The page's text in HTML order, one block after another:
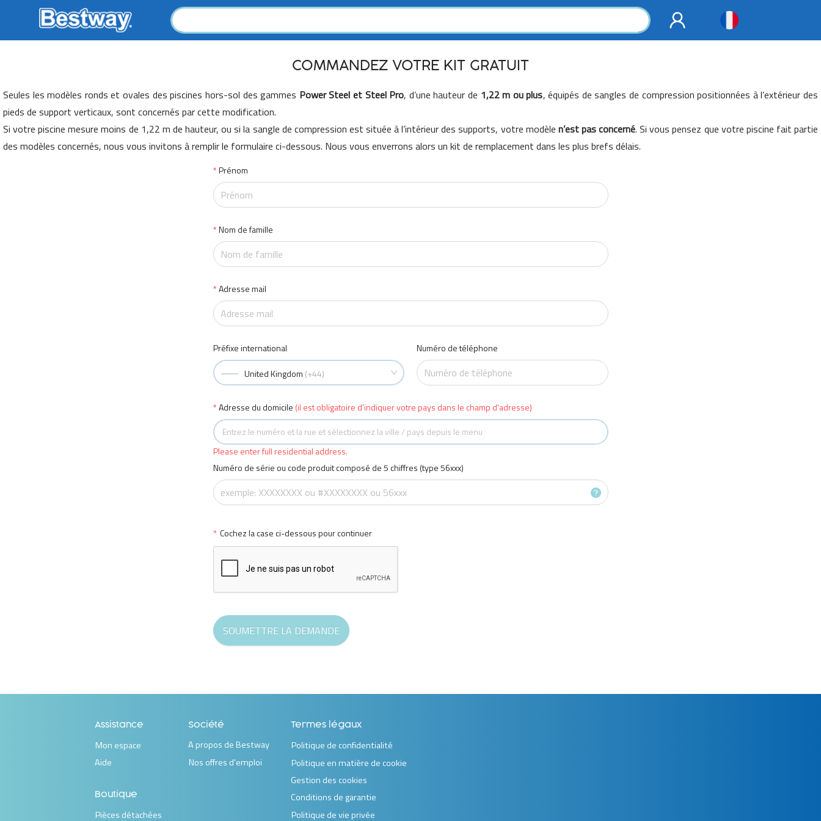
COMMANDEZ VOTRE KIT GRATUIT
Seules les modèles ronds et ovales des piscines hors-sol des gammes Power Steel et Steel Pro, d’une hauteur de 1,22 m ou plus, équipés de sangles de compression positionnées à l’extérieur des
pieds de support verticaux, sont concernés par cette modification.
Si votre piscine mesure moins de 1,22 m de hauteur, ou si la sangle de compression est située à l’intérieur des supports, votre modèle n’est pas concerné. Si vous pensez que votre piscine fait partie
des modèles concernés, nous vous invitons à remplir le formulaire ci-dessous. Nous vous enverrons alors un kit de remplacement dans les plus brefs délais.
Prénom
Nom de famille
Adresse mail
Préfixe international
United Kingdom (+44)
Numéro de téléphone
Adresse du domicile (il est obligatoire d'indiquer votre pays dans le champ d'adresse)
Entrez le numéro et la rue et sélectionnez la ville / pays depuis le menu
Please enter full residential address.
Numéro de série ou code produit composé de 5 chiffres (type 56xxx)
* Cochez la case ci-dessous pour continuer
SOUMETTRE LA DEMANDE
Assistance
Mon espace
Aide
Boutique
Pièces détachées
Société
A propos de Bestway
Nos offres d'emploi
Termes légaux
Politique de confidentialité
Politique en matière de cookie
Gestion des cookies
Conditions de garantie
Politique de vie privée